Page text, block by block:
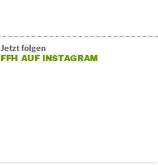
Jetzt folgen
FFH AUF INSTAGRAM